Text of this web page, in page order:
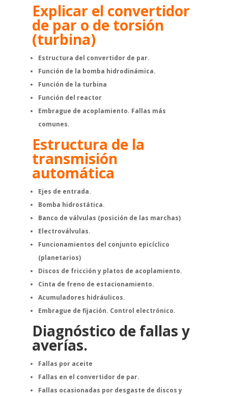
Explicar el convertidor
de par o de torsión
(turbina)
Estructura del convertidor de par.
Función de la bomba hidrodinámica.
Función de la turbina
Función del reactor
Embrague de acoplamiento. Fallas más
comunes.
Estructura de la
transmisión
automática
Ejes de entrada.
Bomba hidrostática.
Banco de válvulas (posición de las marchas)
Electroválvulas.
Funcionamientos del conjunto epicíclico
(planetarios)
Discos de fricción y platos de acoplamiento.
Cinta de freno de estacionamiento.
Acumuladores hidráulicos.
Embrague de fijación. Control electrónico.
Diagnóstico de fallas y
averías.
Fallas por aceite
Fallas en el convertidor de par.
Fallas ocasionadas por desgaste de discos y